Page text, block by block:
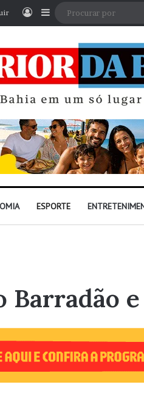
EntrarBarra Lateral
ESPORTE